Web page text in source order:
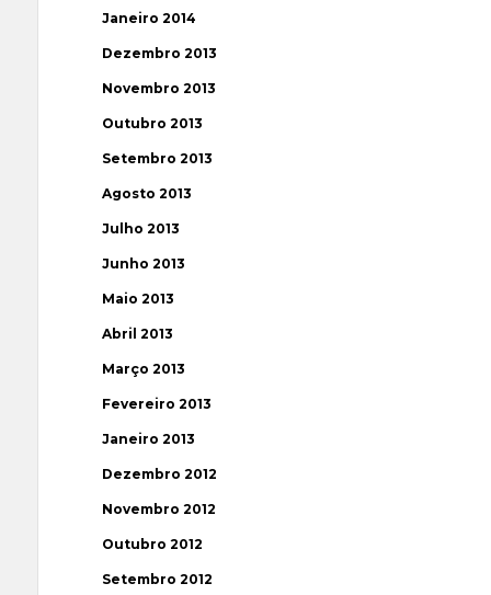
Janeiro 2014
Dezembro 2013
Novembro 2013
Outubro 2013
Setembro 2013
Agosto 2013
Julho 2013
Junho 2013
Maio 2013
Abril 2013
Março 2013
Fevereiro 2013
Janeiro 2013
Dezembro 2012
Novembro 2012
Outubro 2012
Setembro 2012